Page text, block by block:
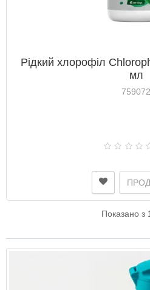
Рідкий хлорофіл
мл
759072
Показано з